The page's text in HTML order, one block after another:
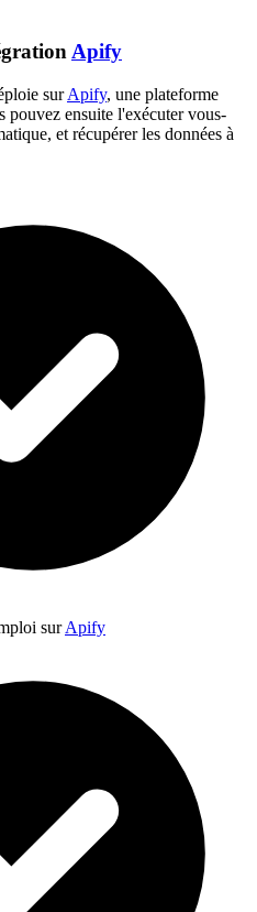
Apify
surApify, une plateforme
pouvez ensuite l'exécuter vous-
et récupérer les données à
surApify